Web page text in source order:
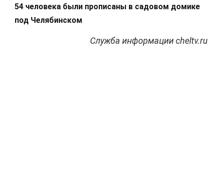
54 человека были прописаны в садовом домике
под Челябинском
Служба информации cheltv.ru